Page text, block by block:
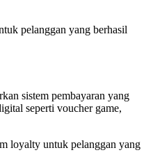
pelanggan yang berhasil
sistem pembayaran yang
seperti voucher game,
loyalty untuk pelanggan yang